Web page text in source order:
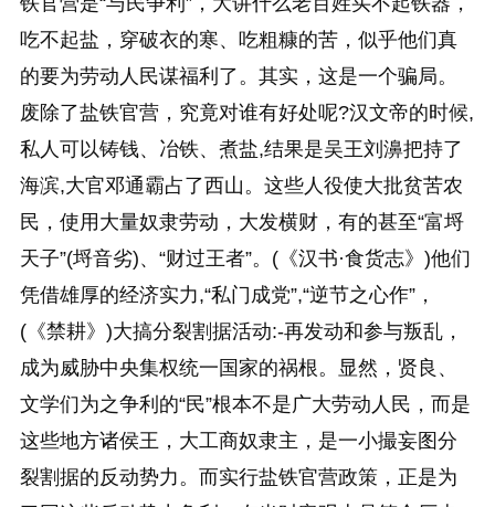
吃不起盐，穿破衣的寒、吃粗糠的苦，似乎他们真
的要为劳动人民谋福利了。其实，这是一个骗局。
废除了盐铁官营，究竟对谁有好处呢?汉文帝的时候,
私人可以铸钱、冶铁、煮盐,结果是吴王刘濞把持了
海滨,大官邓通霸占了西山。这些人役使大批贫苦农
民，使用大量奴隶劳动，大发横财，有的甚至“富埒
天子”(埒音劣)、“财过王者”。(《汉书·食货志》)他们
凭借雄厚的经济实力,“私门成党”,“逆节之心作”，
(《禁耕》)大搞分裂割据活动:-再发动和参与叛乱，
成为威胁中央集权统一国家的祸根。显然，贤良、
文学们为之争利的“民”根本不是广大劳动人民，而是
这些地方诸侯王，大工商奴隶主，是一小撮妄图分
裂割据的反动势力。而实行盐铁官营政策，正是为